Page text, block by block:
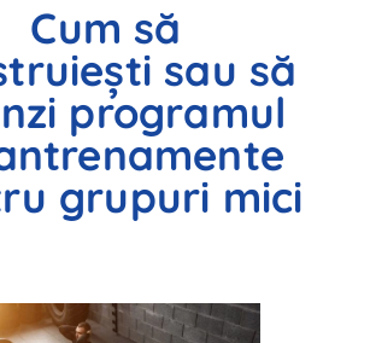
Cum să
sau să
programul
grupuri mici